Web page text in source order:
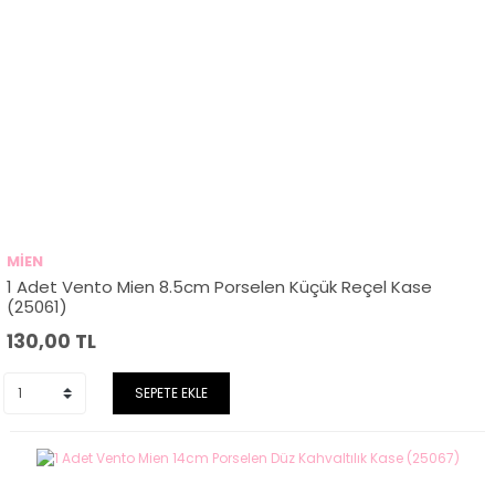
MİEN
1 Adet Vento Mien 8.5cm Porselen Küçük Reçel Kase
(25061)
130,00 TL
SEPETE EKLE